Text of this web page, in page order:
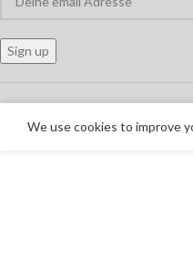
We use cookies to improve